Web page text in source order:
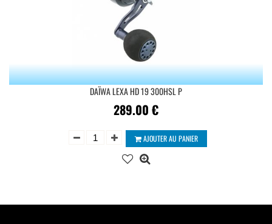
DAÏWA LEXA HD 19 300HSL P
289.00 €
AJOUTER AU PANIER